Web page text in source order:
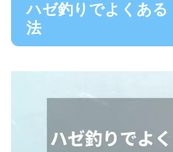
ハゼ釣りでよくあ
法